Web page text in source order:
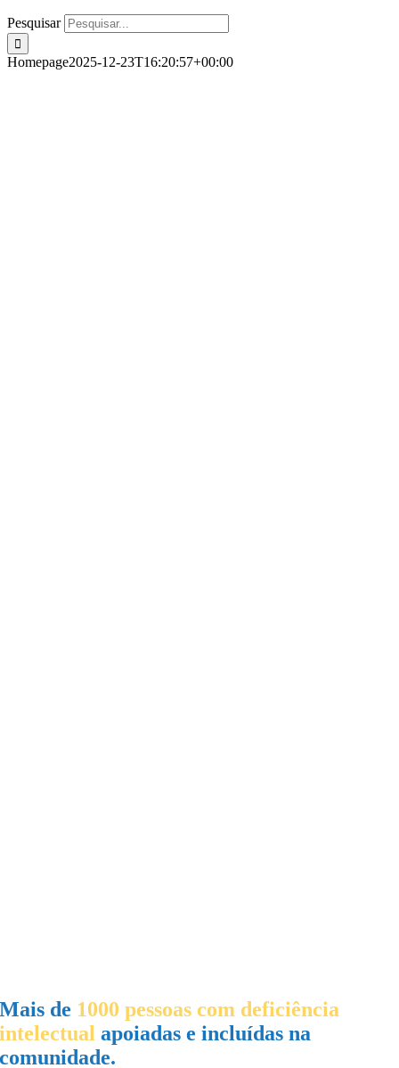
Pesquisar
Homepage2025-12-23T16:20:57+00:00
Mais de 1000 pessoas com deficiência
intelectual apoiadas e incluídas na
comunidade.